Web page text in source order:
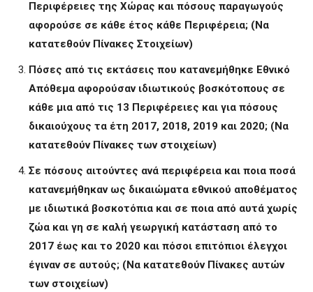
Περιφέρειες της Χώρας και πόσους παραγωγούς
αφορούσε σε κάθε έτος κάθε Περιφέρεια; (Να
κατατεθούν Πίνακες Στοιχείων)
Πόσες από τις εκτάσεις που κατανεμήθηκε Εθνικό
Απόθεμα αφορούσαν ιδιωτικούς βοσκότοπους σε
κάθε μια από τις 13 Περιφέρειες και για πόσους
δικαιούχους τα έτη 2017, 2018, 2019 και 2020; (Να
κατατεθούν Πίνακες των στοιχείων)
Σε πόσους αιτούντες ανά περιφέρεια και ποια ποσά
κατανεμήθηκαν ως δικαιώματα εθνικού αποθέματος
με ιδιωτικά βοσκοτόπια και σε ποια από αυτά χωρίς
ζώα και γη σε καλή γεωργική κατάσταση από το
2017 έως και το 2020 και πόσοι επιτόπιοι έλεγχοι
έγιναν σε αυτούς; (Να κατατεθούν Πίνακες αυτών
των στοιχείων)